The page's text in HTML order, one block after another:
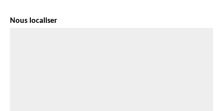
Nous localiser